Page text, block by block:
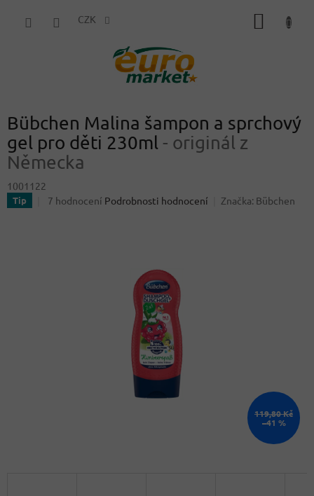
CZK
Bübchen Malina šampon a sprchový
gel pro děti 230ml - originál z
Německa
1001122
Tip
Průměrné
7 hodnocení Podrobnosti hodnocení Značka: Bübchen
119,80 Kč
–41 %